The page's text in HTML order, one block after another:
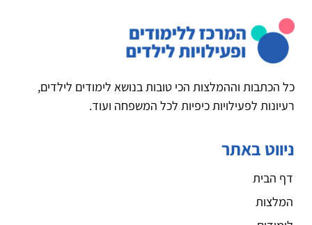
כל הכתבות וההמלצות הכי טובות בנושא לימודים לילדים,
רעיונות לפעילויות כיפיות לכל המשפחה ועוד.
ניווט באתר
דף הבית
המלצות